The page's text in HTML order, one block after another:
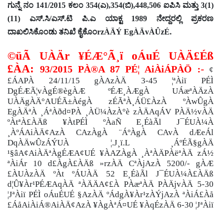
ಗುನ್ನೆ ನಂ 141/2015 ಕಲಂ 354(ಎ),354(ಬಿ),448,506 ಐಪಿಸಿ ಮತ್ತು 3(1)
(11) ಎಸ್.ಸಿ/ಎಸ್.ಟಿ ಪಿ.ಎ ಯಾಕ್ಟ 1989ನೇದ್ದರಲ್ಲಿ ಪ್ರಕರಣ
ದಾಖಲಿಸಿಕೊಂಡು ತನಿಖೆ ಕೈಕೊಂrzÀÄÝ EgÀÄvÀÛzÉ.
©üÃ UÀÄr ¥ÉÆ°Ã¸ï oÁuÉ UÀÄ£Éß
£ÀA: 93/2015 PÀ®A 87 PÉ¦ AiÀiÁPÀÖ :-
¢
£ÁAPÀ 24/11/15 gÀAzÀÄ 3-45 ¦ªÀiï PÉÌ
DgÉÆÃ¦vÀgÉ®ègÀÆ ºÉÆ¸ÀÆgÀ UÁæªÀÄzÀ
UÀÄgÀÄ°AUÉÃ±ÀégÀ zÉÃªÀ¸ÁÜ£ÀzÀ ºÀwÛgÀ
EgÀÄªÀ ¸ÁªÀðd¤PÀ ¸ÀÜ¼ÀzÀ°è zÀÄAqÁV PÀÄ½vÀÄ
ºÀtªÀ£ÀÄß ¥ÀtPÉÌ ºÀaÑ E¸ÉàÃl J¯ÉUÀ¼À
¸ÀºÁAiÀÄ¢AzÀ CAzÀgÀ ¨ÁºÀgÀ CAvÀ dÆeÁl
DqÀÄwÛzÁÝUÀ ¦.J¸ï.L ¸ÁºÉÃ§gÀÄ
¹§âA¢AiÀÄªÀgÉÆA¢UÉ ¥ÀAZÀgÀ ¸ÀªÀÄPÀëªÀÄ zÁ½
ªÀiÁr 10 d£ÀgÀ£ÀÄß »rzÀÄ CªÀjAzÀ 5200/- gÀÆ
£ÀUÀzÀÄ ºÀt ºÁUÀÄ 52 E¸ÉàÃl J¯ÉUÀ¼À£ÀÄß
d¦Û¥Àr¹PÉÆAqÀÄ ªÀÄÄA¢£À PÀæªÀÄ PÀÄjvÀÄ 5-30
¦JªÀiï PÉÌ oÁuÉUÉ §AzÀÄ ºÁdgÀ¥Àr¹zÀÝjAzÀ ªÀiÁ£Àå
£ÁåAiÀiÁ®AiÀÄ¢AzÀ ¥ÀgÀªÁ¤UÉ ¥ÀqÉzÀÄ 6-30 ¦JªÀiï